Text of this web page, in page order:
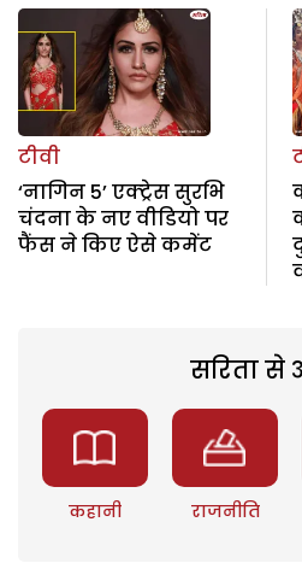
टीवी
‘नागिन 5’ एक्ट्रेस सुरभि
चंदना के नए वीडियो पर
फैंस ने किए ऐसे कमेंट
सरिता से
कहानी राजनीति